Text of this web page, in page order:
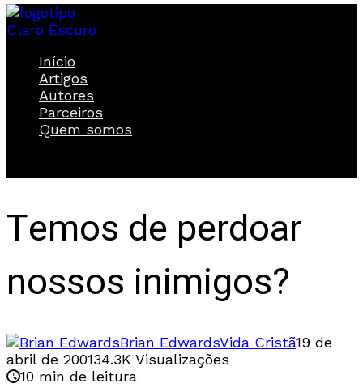
Claro Escuro
Início
Artigos
Autores
Parceiros
Quem somos
Temos de perdoar
nossos inimigos?
Brian EdwardsVida Cristã19 de
abril de 200134.3K Visualizações
10 min de leitura